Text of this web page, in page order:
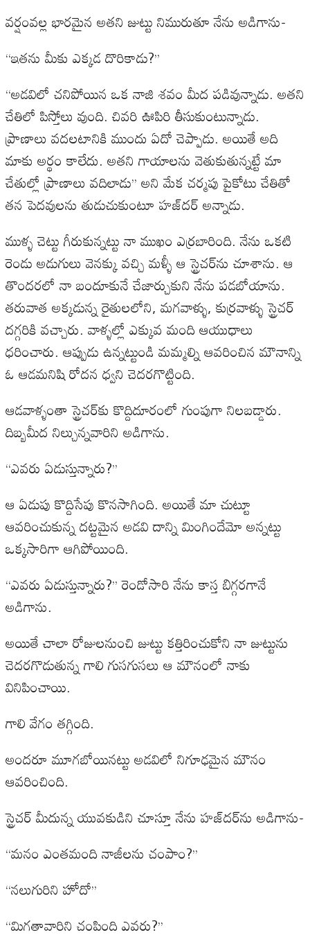
వర్షంవల్ల భారమైన అతని జుట్టు నిమురుతూ నేను అడిగాను-
‘‘ఇతను మీకు ఎక్కడ దొరికాడు?’’
‘‘అడవిలో చనిపోయిన ఒక నాజి శవం మీద పడివున్నాడు. అతని
చేతిలో పిస్తోలు వుంది. చివరి ఊపిరి తీసుకుంటున్నాడు.
ప్రాణాలు వదలటానికి ముందు ఏదో చెప్పాడు. అయితే అది
మాకు అర్థం కాలేదు. అతని గాయాలను వెతుకుతున్నట్టే మా
చేతుల్లో ప్రాణాలు వదిలాడు’’ అని మేక చర్మపు పైకోటు చేతితో
తన పెదవులను తుడుచుకుంటూ హజ్‌దర్‌ అన్నాడు.
ముళ్ళ చెట్టు గీరుకున్నట్టు నా ముఖం ఎర్రబారింది. నేను ఒకటి
రెండు అడుగులు వెనక్కు వచ్చి మళ్ళీ ఆ స్ట్రెచర్‌ను చూశాను. ఆ
తొందరలో నా బందూకునే చేజార్చుకుని నేను పడబోయాను.
తరువాత అక్కడున్న రైతులలోని, మగవాళ్ళు, కుర్రవాళ్ళు స్ట్రెచర్‌
దగ్గరికి వచ్చారు. వాళ్ళల్లో ఎక్కువ మంది ఆయుధాలు
ధరించారు. ఆప్పుడు ఉన్నట్టుండి మమ్మల్ని ఆవరించిన మౌనాన్ని
ఓ ఆడమనిషి రోదన ధ్వని చెదరగొట్టింది.
ఆడవాళ్ళంతా స్ట్రెచర్‌కు కొద్దిదూరంలో గుంపుగా నిలబడ్డారు.
దిబ్బమీద నిల్చున్నవారిని అడిగాను.
‘‘ఎవరు ఏడుస్తున్నారు?’’
ఆ ఏడుపు కొద్దిసేపు కొనసాగింది. అయితే మా చుట్టూ
ఆవరించుకున్న దట్టమైన అడవి దాన్ని మింగిందేమో అన్నట్టు
ఒక్కసారిగా ఆగిపోయింది.
‘‘ఎవరు ఏడుస్తున్నారు?’’ రెండోసారి నేను కాస్త బిగ్గరగానే
అడిగాను.
అయితే చాలా రోజులనుంచి జుట్టు కత్తిరించుకోని నా జుట్టును
చెదరగొడుతున్న గాలి గుసగుసలు ఆ మౌనంలో నాకు
వినిపించాయి.
గాలి వేగం తగ్గింది.
అందరూ మూగబోయినట్టు అడవిలో నిగూఢమైన మౌనం
ఆవరించింది.
స్ట్రెచర్‌ మీదున్న యువకుడిని చూస్తూ నేను హజ్‌దర్‌ను అడిగాను-
‘‘మనం ఎంతమంది నాజీలను చంపాం?’’
‘‘నలుగురిని హోదో’’
‘‘మిగతావారిని చంపింది ఎవరు?’’